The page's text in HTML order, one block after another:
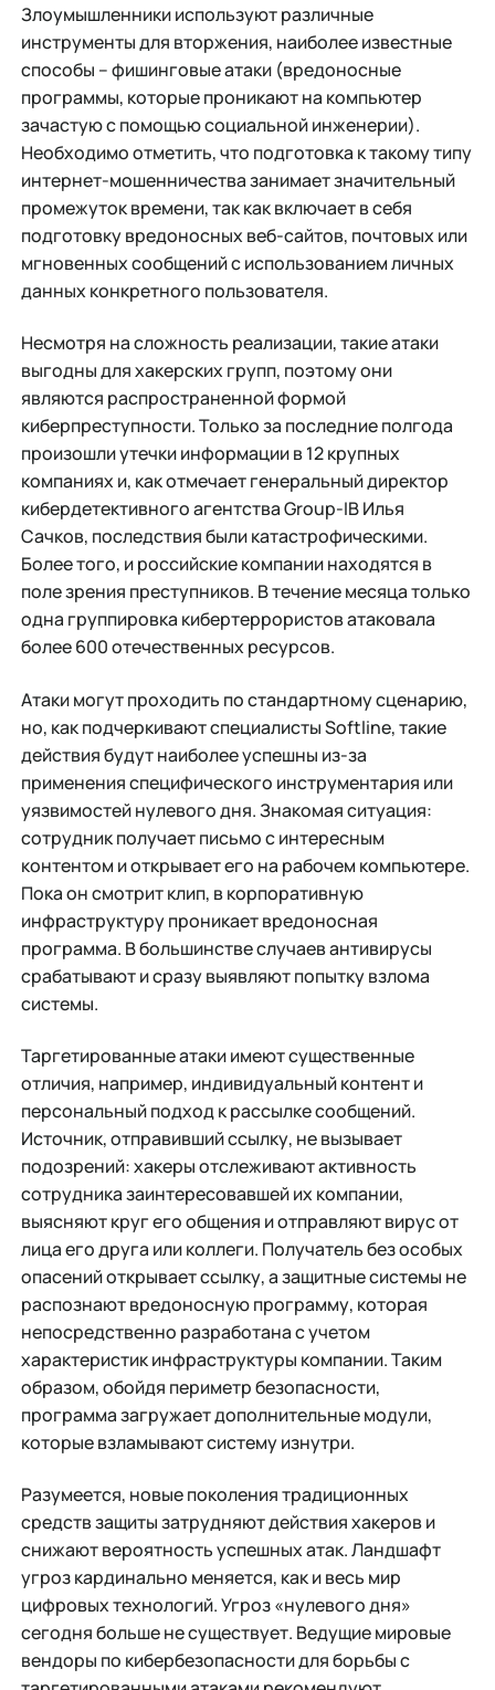
Злоумышленники используют различные
инструменты для вторжения, наиболее известные
способы – фишинговые атаки (вредоносные
программы, которые проникают на компьютер
зачастую с помощью социальной инженерии).
Необходимо отметить, что подготовка к такому типу
интернет-мошенничества занимает значительный
промежуток времени, так как включает в себя
подготовку вредоносных веб-сайтов, почтовых или
мгновенных сообщений с использованием личных
данных конкретного пользователя.
Несмотря на сложность реализации, такие атаки
выгодны для хакерских групп, поэтому они
являются распространенной формой
киберпреступности. Только за последние полгода
произошли утечки информации в 12 крупных
компаниях и, как отмечает генеральный директор
кибердетективного агентства Group-IB Илья
Сачков, последствия были катастрофическими.
Более того, и российские компании находятся в
поле зрения преступников. В течение месяца только
одна группировка кибертеррористов атаковала
более 600 отечественных ресурсов.
Атаки могут проходить по стандартному сценарию,
но, как подчеркивают специалисты Softline, такие
действия будут наиболее успешны из-за
применения специфического инструментария или
уязвимостей нулевого дня. Знакомая ситуация:
сотрудник получает письмо с интересным
контентом и открывает его на рабочем компьютере.
Пока он смотрит клип, в корпоративную
инфраструктуру проникает вредоносная
программа. В большинстве случаев антивирусы
срабатывают и сразу выявляют попытку взлома
системы.
Таргетированные атаки имеют существенные
отличия, например, индивидуальный контент и
персональный подход к рассылке сообщений.
Источник, отправивший ссылку, не вызывает
подозрений: хакеры отслеживают активность
сотрудника заинтересовавшей их компании,
выясняют круг его общения и отправляют вирус от
лица его друга или коллеги. Получатель без особых
опасений открывает ссылку, а защитные системы не
распознают вредоносную программу, которая
непосредственно разработана с учетом
характеристик инфраструктуры компании. Таким
образом, обойдя периметр безопасности,
программа загружает дополнительные модули,
которые взламывают систему изнутри.
Разумеется, новые поколения традиционных
средств защиты затрудняют действия хакеров и
снижают вероятность успешных атак. Ландшафт
угроз кардинально меняется, как и весь мир
цифровых технологий. Угроз «нулевого дня»
сегодня больше не существует. Ведущие мировые
вендоры по кибербезопасности для борьбы с